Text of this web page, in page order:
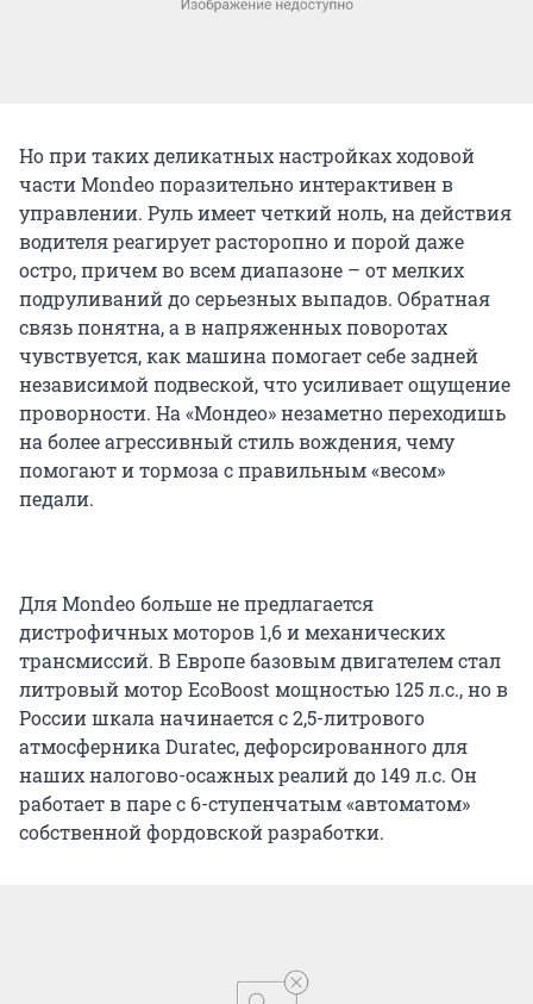
Но при таких деликатных настройках ходовой
части Mondeo поразительно интерактивен в
управлении. Руль имеет четкий ноль, на действия
водителя реагирует расторопно и порой даже
остро, причем во всем диапазоне – от мелких
подруливаний до серьезных выпадов. Обратная
связь понятна, а в напряженных поворотах
чувствуется, как машина помогает себе задней
независимой подвеской, что усиливает ощущение
проворности. На «Мондео» незаметно переходишь
на более агрессивный стиль вождения, чему
помогают и тормоза с правильным «весом»
педали.
Для Mondeo больше не предлагается
дистрофичных моторов 1,6 и механических
трансмиссий. В Европе базовым двигателем стал
литровый мотор EcoBoost мощностью 125 л.с., но в
России шкала начинается с 2,5-литрового
атмосферника Duratec, дефорсированного для
наших налогово-осажных реалий до 149 л.с. Он
работает в паре с 6-ступенчатым «автоматом»
собственной фордовской разработки.